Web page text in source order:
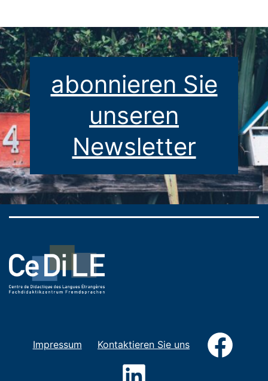
abonnieren Sie
unseren
Newsletter
Impressum Kontaktieren Sie uns